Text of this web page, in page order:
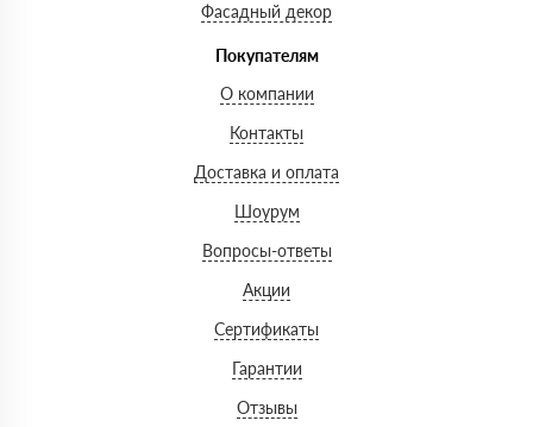
Фасадный декор
Покупателям
О компании
Контакты
Доставка и оплата
Шоурум
Вопросы-ответы
Акции
Сертификаты
Гарантии
Отзывы